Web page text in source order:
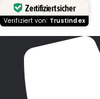
Zertifiziert sicher
Verifiziert von: Trustindex